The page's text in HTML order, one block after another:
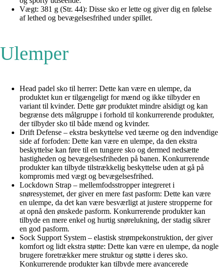
Vægt: 381 g (Str. 44): Disse sko er lette og giver dig en følelse
af lethed og bevægelsesfrihed under spillet.
Ulemper
Head padel sko til herrer: Dette kan være en ulempe, da
produktet kun er tilgængeligt for mænd og ikke tilbyder en
variant til kvinder. Dette gør produktet mindre alsidigt og kan
begrænse dets målgruppe i forhold til konkurrerende produkter,
der tilbyder sko til både mænd og kvinder.
Drift Defense – ekstra beskyttelse ved tæerne og den indvendige
side af forfoden: Dette kan være en ulempe, da den ekstra
beskyttelse kan føre til en tungere sko og dermed nedsætte
hastigheden og bevægelsesfriheden på banen. Konkurrerende
produkter kan tilbyde tilstrækkelig beskyttelse uden at gå på
kompromis med vægt og bevægelsesfrihed.
Lockdown Strap – mellemfodsstropper integreret i
snøresystemet, der giver en mere fast pasform: Dette kan være
en ulempe, da det kan være besværligt at justere stropperne for
at opnå den ønskede pasform. Konkurrerende produkter kan
tilbyde en mere enkel og hurtig snørelukning, der stadig sikrer
en god pasform.
Sock Support System – elastisk strømpekonstruktion, der giver
komfort og lidt ekstra støtte: Dette kan være en ulempe, da nogle
brugere foretrækker mere struktur og støtte i deres sko.
Konkurrerende produkter kan tilbyde mere avancerede